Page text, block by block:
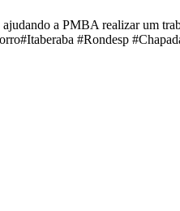
a PMBA realizar um
#Rondesp